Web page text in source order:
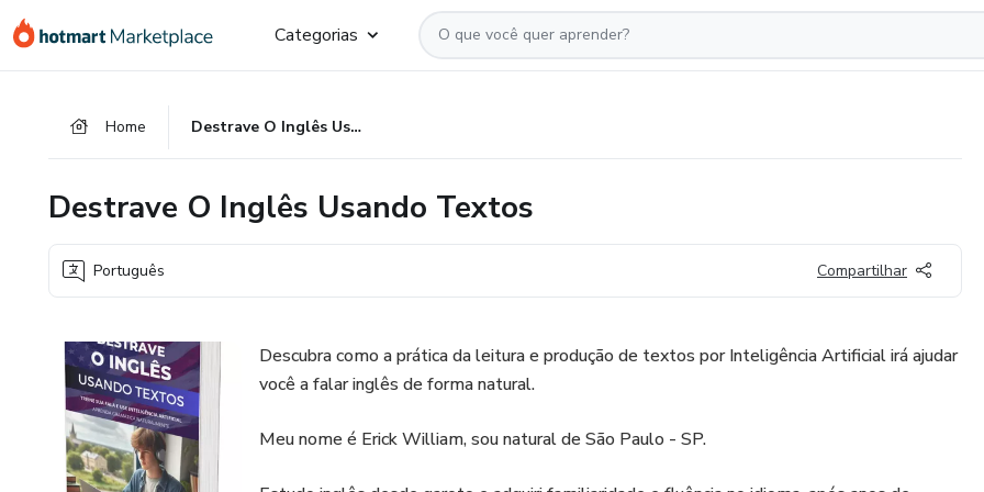
para
para
para
Categorias
Home Destrave O Inglês Usando Textos
Destrave O Inglês Usando Textos
Português Compartilhar
Descubra como a prática da leitura e produção de textos por Inteligência Artificial irá ajudar
você a falar inglês de forma natural.
Meu nome é Erick William, sou natural de São Paulo - SP.